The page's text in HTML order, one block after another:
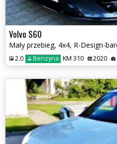
Volvo S60
2.0 Benzyna KM 310 2020